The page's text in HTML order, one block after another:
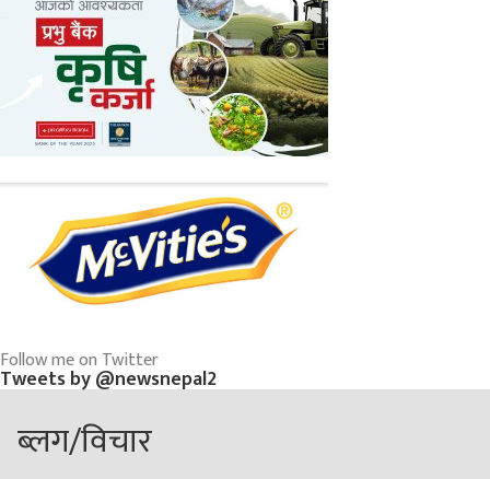
Follow me on Twitter
Tweets by @newsnepal2
ब्लग/विचार